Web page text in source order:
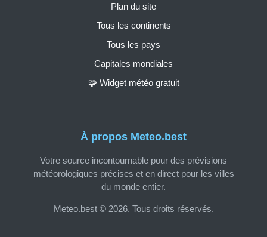
À propos Meteo.best
Votre source incontournable pour des prévisions
météorologiques précises et en direct pour les villes
du monde entier.
Meteo.best © 2026. Tous droits réservés.
Plan du site
Tous les continents
Tous les pays
Capitales mondiales
🧩 Widget météo gratuit